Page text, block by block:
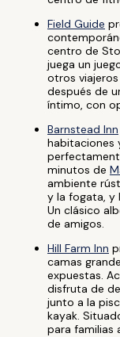
Field Guide
centro de
juega un
otros
después de
íntimo, con
Barnstead Inn
habitaciones
minutos de
ambiente
y la fogata, y
Un clásico
de amigos.
Hill Farm Inn
camas
expuestas.
disfruta de
junto a la
kayak.
para familias